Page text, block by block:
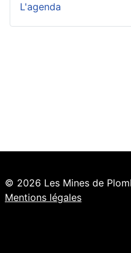
L'agenda
© 2026 Les Mines de
Mentions légales